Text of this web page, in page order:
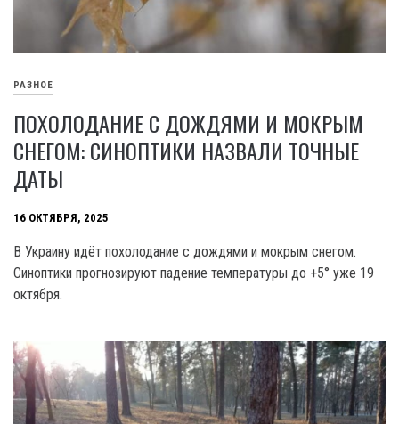
РАЗНОЕ
ПОХОЛОДАНИЕ С ДОЖДЯМИ И МОКРЫМ
СНЕГОМ: СИНОПТИКИ НАЗВАЛИ ТОЧНЫЕ
ДАТЫ
16 ОКТЯБРЯ, 2025
В Украину идёт похолодание с дождями и мокрым снегом.
Синоптики прогнозируют падение температуры до +5° уже 19
октября.